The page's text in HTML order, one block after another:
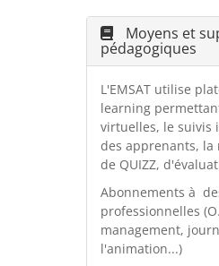
Moyens et
pédagogiques
L'EMSAT utilise
learning
virtuelles, le suivis
des apprenants, la
de QUIZZ,
Abonnements à
professionnelles
management,
l'animation...)